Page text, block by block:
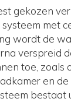
gekozen
met
wordt de
verspreid
toe, zoals
en
bestaat